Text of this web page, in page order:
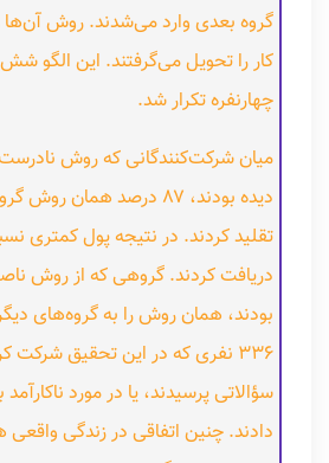
گروه بعدی وارد می‌شدند. روش آن‌ها
کار را تحویل می‌گرفتند. این الگو
چهارنفره تکرار شد.
میان شرکت‌کنندگانی که روش
دیده بودند، ۸۷ درصد همان
تقلید کردند. در نتیجه پول کمتری
دریافت کردند. گروهی که از روش
بودند، همان روش را به گروه‌های
۳۳۶ نفری که در این تحقیق شرکت
سؤالاتی پرسیدند، یا در مورد
دادند. چنین اتفاقی در زندگی